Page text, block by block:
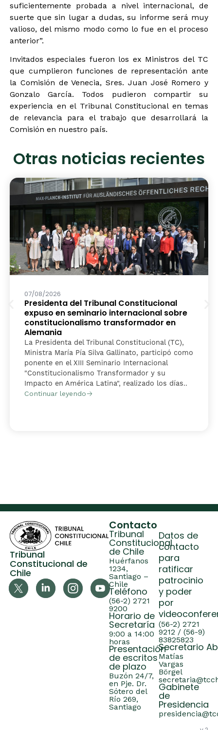
suficientemente probada a nivel internacional, de
suerte que sin lugar a dudas, su informe será muy
valioso, del mismo modo como lo fue en el proceso
anterior”.
Invitados especiales fueron los ex Ministros del TC
que cumplieron funciones de representación ante
la Comisión de Venecia, Sres. Juan José Romero y
Gonzalo García. Todos pudieron compartir su
experiencia en el Tribunal Constitucional en temas
de relevancia para el trabajo que desarrollará la
Comisión en nuestro país.
Otras noticias recientes
07/08/2026
Presidenta del Tribunal Constitucional
expuso en seminario internacional sobre
constitucionalismo transformador en
Alemania
La Presidenta del Tribunal Constitucional (TC),
Ministra María Pía Silva Gallinato, participó como
ponente en el XIII Seminario Internacional
"Constitucionalismo Transformador y su
Impacto en América Latina", realizado los días..
Continuar leyendo
Tribunal
Constitucional de
Chile
Contacto
Tribunal
Constitucional
de Chile
Huérfanos
1234,
Santiago –
Chile
Teléfono
(56-2) 2721
9200
Horario de
Secretaría
9:00 a 14:00
horas
Presentación
de escritos
de plazo
Buzón 24/7,
en Pje. Dr.
Sótero del
Río 269,
Santiago
Datos de
contacto
para
ratificar
patrocinio
y poder
por
(56-2) 2721
9212 / (56-9)
83825823
Secretario
Matías
Vargas
Börgel
Gabinete
de
Presidencia